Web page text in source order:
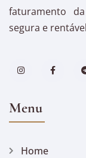
faturamento
segura e
Menu
Home